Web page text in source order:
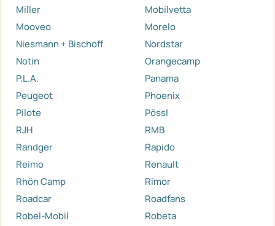
Miller
Mobilvetta
Mooveo
Morelo
Niesmann + Bischoff
Nordstar
Notin
Orangecamp
P.L.A.
Panama
Peugeot
Phoenix
Pilote
Pössl
RJH
RMB
Randger
Rapido
Reimo
Renault
Rhön Camp
Rimor
Roadcar
Roadfans
Robel-Mobil
Robeta